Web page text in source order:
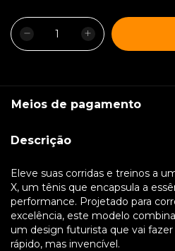
Meios de pagamento
Descrição
Eleve suas corridas e treinos a
X, um tênis que encapsula a
performance. Projetado para
excelência, este modelo
um design futurista que vai
rápido, mas invencível.